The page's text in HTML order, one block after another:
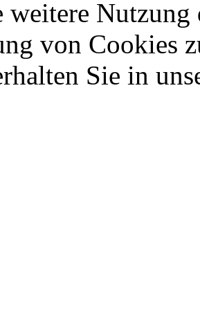
Nutzung
von Cookies
Sie in